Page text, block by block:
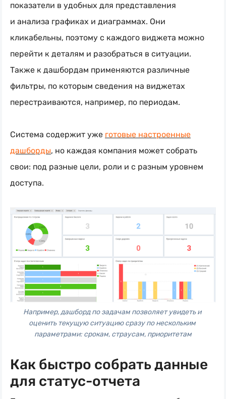
показатели в удобных для представления
и анализа графиках и диаграммах. Они
кликабельны, поэтому с каждого виджета можно
перейти к деталям и разобраться в ситуации.
Также к дашбордам применяются различные
фильтры, по которым сведения на виджетах
перестраиваются, например, по периодам.
Система содержит уже готовые настроенные
дашборды, но каждая компания может собрать
свои: под разные цели, роли и с разным уровнем
доступа.
Например, дашборд по задачам позволяет увидеть и
оценить текущую ситуацию сразу по нескольким
параметрами: срокам, страусам, приоритетам
Как быстро собрать данные
для статус-отчета